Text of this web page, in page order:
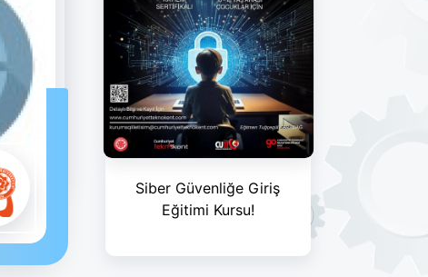
Siber Güvenliğe Giriş
Eğitimi Kursu!